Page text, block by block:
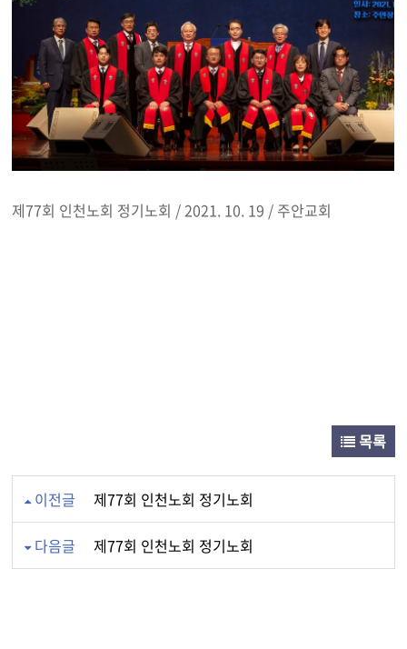
제77회 인천노회 정기노회 / 2021. 10. 19 / 주안교회
목록
이전글 제77회 인천노회 정기노회
다음글 제77회 인천노회 정기노회